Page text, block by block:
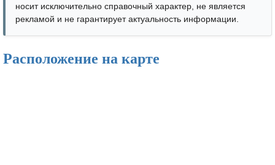
носит исключительно справочный характер, не является
рекламой и не гарантирует актуальность информации.
Расположение на карте